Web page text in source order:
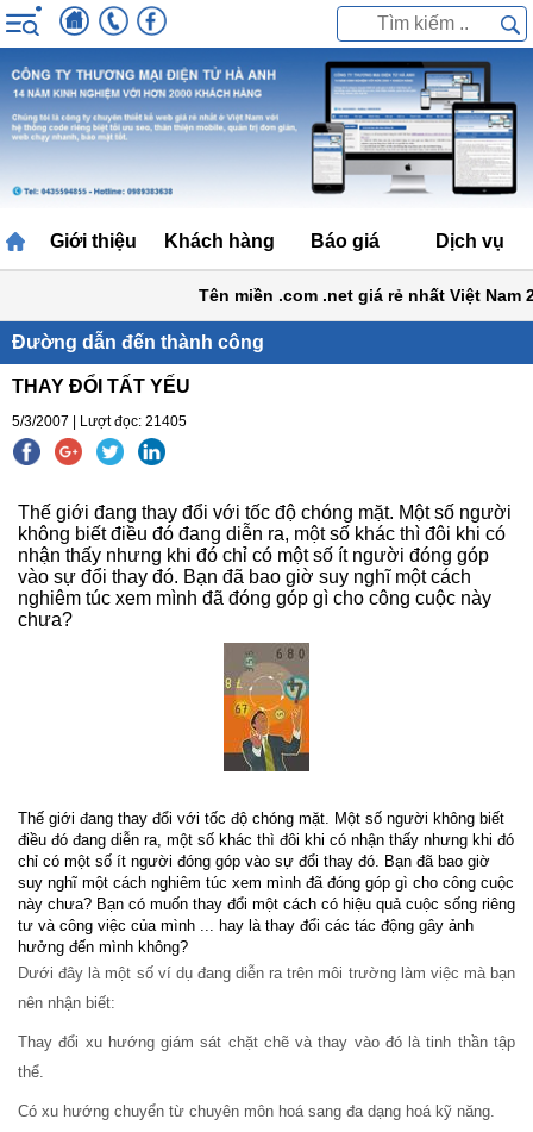
Giới thiệu Khách hàng Báo giá Dịch vụ
Tên miền .com .net giá rẻ nhất Việt Nam
Đường dẫn đến thành công
THAY ĐỔI TẤT YẾU
5/3/2007 | Lượt đọc: 21405
Thế giới đang thay đổi với tốc độ chóng mặt. Một số người
không biết điều đó đang diễn ra, một số khác thì đôi khi có
nhận thấy nhưng khi đó chỉ có một số ít người đóng góp
vào sự đổi thay đó. Bạn đã bao giờ suy nghĩ một cách
nghiêm túc xem mình đã đóng góp gì cho công cuộc này
chưa?
Thế giới đang thay đổi với tốc độ chóng mặt. Một số người không biết
điều đó đang diễn ra, một số khác thì đôi khi có nhận thấy nhưng khi đó
chỉ có một số ít người đóng góp vào sự đổi thay đó. Bạn đã bao giờ
suy nghĩ một cách nghiêm túc xem mình đã đóng góp gì cho công cuộc
này chưa? Bạn có muốn thay đổi một cách có hiệu quả cuộc sống riêng
tư và công việc của mình ... hay là thay đổi các tác động gây ảnh
hưởng đến mình không?
Dưới đây là một số ví dụ đang diễn ra trên môi trường làm việc mà bạn
nên nhận biết:
Thay đổi xu hướng giám sát chặt chẽ và thay vào đó là tinh thần tập
thể.
Có xu hướng chuyển từ chuyên môn hoá sang đa dạng hoá kỹ năng.